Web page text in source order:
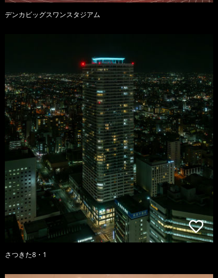
デンカビッグスワンスタジアム
さつきた8・1